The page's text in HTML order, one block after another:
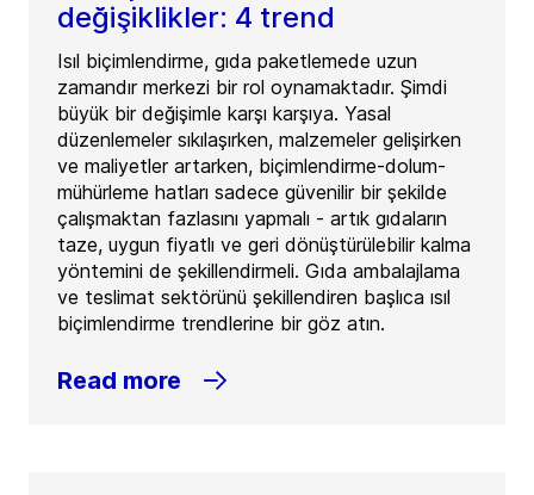
değişiklikler: 4 trend
Isıl biçimlendirme, gıda paketlemede uzun
zamandır merkezi bir rol oynamaktadır. Şimdi
büyük bir değişimle karşı karşıya. Yasal
düzenlemeler sıkılaşırken, malzemeler gelişirken
ve maliyetler artarken, biçimlendirme-dolum-
mühürleme hatları sadece güvenilir bir şekilde
çalışmaktan fazlasını yapmalı - artık gıdaların
taze, uygun fiyatlı ve geri dönüştürülebilir kalma
yöntemini de şekillendirmeli. Gıda ambalajlama
ve teslimat sektörünü şekillendiren başlıca ısıl
biçimlendirme trendlerine bir göz atın.
Read more